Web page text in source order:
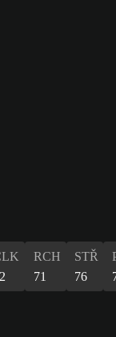
RCH
71
STŘ
76